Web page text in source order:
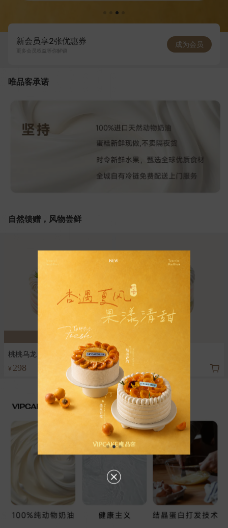
新会员享2张优惠券
更多会员权益等你解锁
成为会员
唯品客承诺
自然馈赠，风物尝鲜
预售
桃桃乌龙
¥ 298
蜜桃芝心
¥ 258